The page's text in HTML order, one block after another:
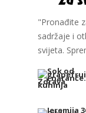
"Pronađite
sadržaje i
svijeta.